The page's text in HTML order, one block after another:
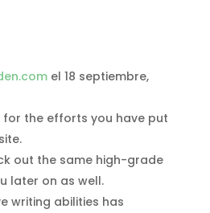
el 18 septiembre,
for the efforts you have put
out the same high-grade
later on as well.
writing abilities has